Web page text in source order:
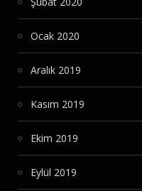
Ocak 2020
Aralık 2019
Kasım 2019
Ekim 2019
Eylül 2019